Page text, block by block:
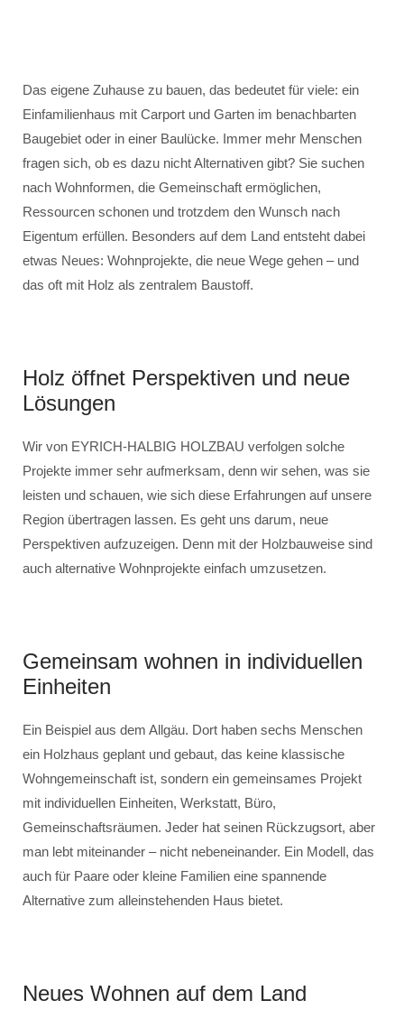
Das eigene Zuhause zu bauen, das bedeutet für viele: ein
Einfamilienhaus mit Carport und Garten im benachbarten
Baugebiet oder in einer Baulücke. Immer mehr Menschen
fragen sich, ob es dazu nicht Alternativen gibt? Sie suchen
nach Wohnformen, die Gemeinschaft ermöglichen,
Ressourcen schonen und trotzdem den Wunsch nach
Eigentum erfüllen. Besonders auf dem Land entsteht dabei
etwas Neues: Wohnprojekte, die neue Wege gehen – und
das oft mit Holz als zentralem Baustoff.
Holz öffnet Perspektiven und neue
Lösungen
Wir von EYRICH-HALBIG HOLZBAU verfolgen solche
Projekte immer sehr aufmerksam, denn wir sehen, was sie
leisten und schauen, wie sich diese Erfahrungen auf unsere
Region übertragen lassen. Es geht uns darum, neue
Perspektiven aufzuzeigen. Denn mit der Holzbauweise sind
auch alternative Wohnprojekte einfach umzusetzen.
Gemeinsam wohnen in individuellen
Einheiten
Ein Beispiel aus dem Allgäu. Dort haben sechs Menschen
ein Holzhaus geplant und gebaut, das keine klassische
Wohngemeinschaft ist, sondern ein gemeinsames Projekt
mit individuellen Einheiten, Werkstatt, Büro,
Gemeinschaftsräumen. Jeder hat seinen Rückzugsort, aber
man lebt miteinander – nicht nebeneinander. Ein Modell, das
auch für Paare oder kleine Familien eine spannende
Alternative zum alleinstehenden Haus bietet.
Neues Wohnen auf dem Land